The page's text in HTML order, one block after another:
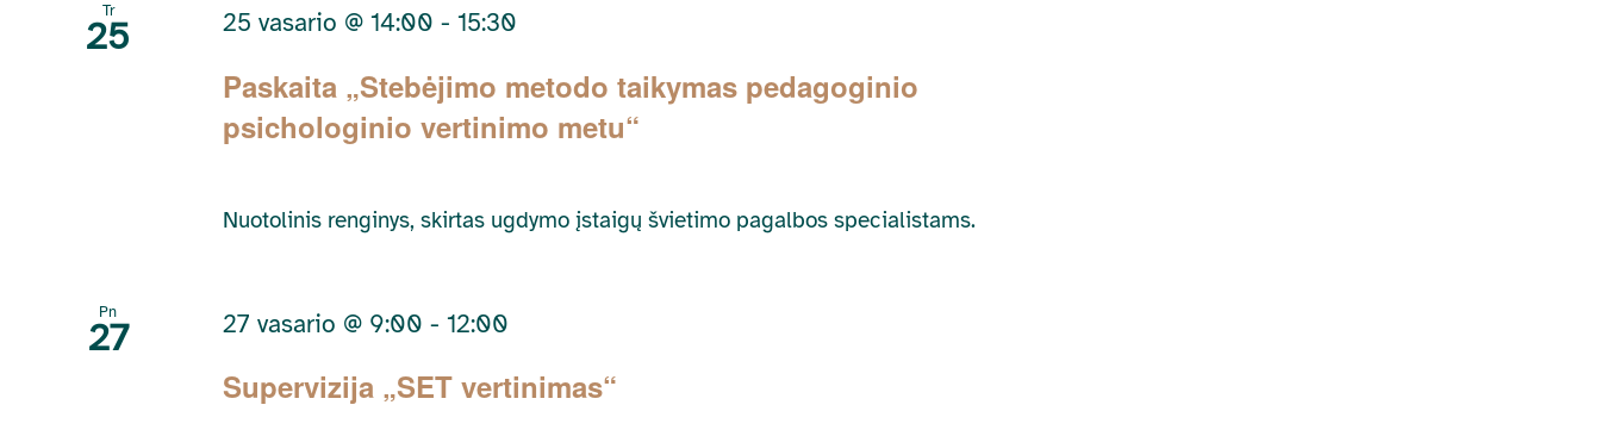
Tr
25
Paskaita „Stebėjimo metodo taikymas pedagoginio
psichologinio vertinimo metu“
25 vasario @ 14:00 -15:30
Nuotolinis renginys, skirtas ugdymo įstaigų švietimo pagalbos specialistams.
Pn
27
Supervizija „SET vertinimas“
27 vasario @ 9:00 -12:00